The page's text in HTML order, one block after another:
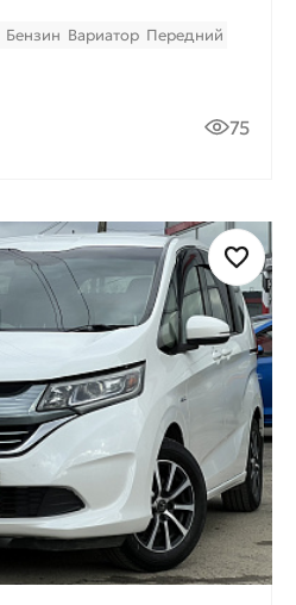
Бензин Вариатор Передний
75